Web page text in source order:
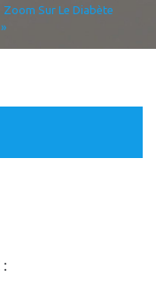
Zoom Sur Le Diabète